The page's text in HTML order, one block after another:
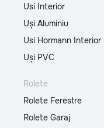
Usi Interior
Uși Aluminiu
Usi Hormann Interior
Uși PVC
Rolete
Rolete Ferestre
Rolete Garaj